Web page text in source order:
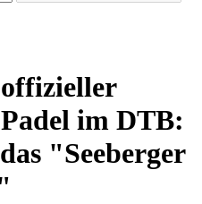
im DTB:
"Seeberger